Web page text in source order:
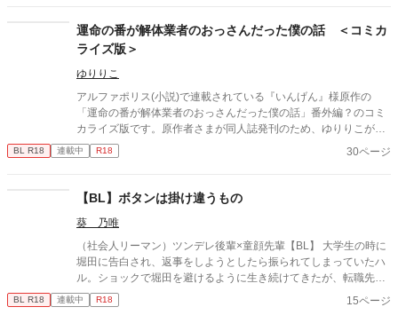
じ込められた男二人を描いた「世良くんの刺激的な日々」。R18
です。 コピー用紙にシャーペン描きした漫画となっています。 本
編完結しました！ 番外編・後日談・スピンオフ掲載しました！ コ
ツコツ少しずつ描いて完結までに２年近くの歳月がかかってしま
ったため、絵柄の変化が凄いです。XもTwitterという呼び方をし
ています。 予めご了承下さい🙇‍♀️ 現在小説もアルファポリス内で
掲載中です。二人の過去や裏話、後日談の内容となっておりま
す。良ければそちらも合わせてよろしくお願いします❤️
運命の番が解体業者のおっさんだった僕の話 ＜コミカ
ライズ版＞
ゆりりこ
アルファポリス(小説)で連載されている『いんげん』様原作の
「運命の番が解体業者のおっさんだった僕の話」番外編？のコミ
カライズ版です。原作者さまが同人誌発刊のため、ゆりりこが表
紙とおまけ漫画を描かせて頂き、そちらに掲載される漫画の内容
となっています。漫画を読まれる前に、アルファポリスに掲載さ
います。よろしくお願いします。
BL R18 連載中 R18 30ページ
【BL】ボタンは掛け違うもの
葵 乃唯
（社会人リーマン）ツンデレ後輩×童顔先輩【BL】 大学生の時に
堀田に告白され、返事をしようとしたら振られてしまっていたハ
ル。ショックで堀田を避けるように生き続けてきたが、転職先で
やもえず出会ってしまっていた、、
BL R18 連載中 R18 15ページ